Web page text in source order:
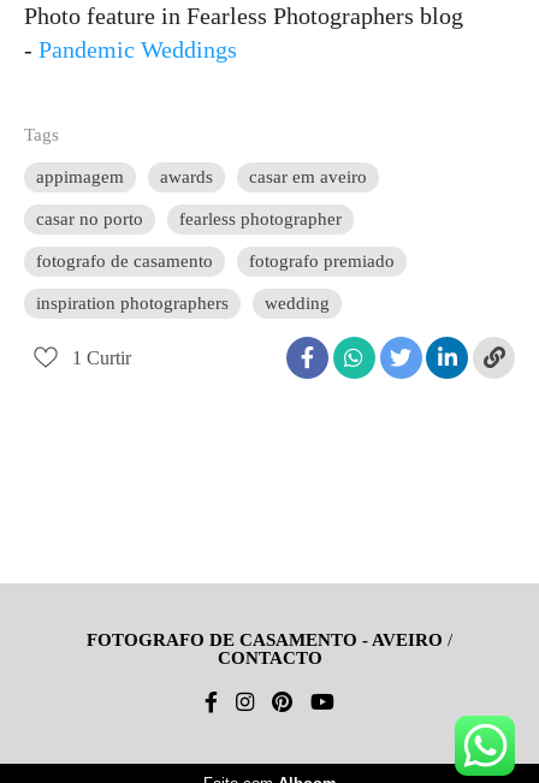
Photo feature in Fearless Photographers blog
- Pandemic Weddings
Tags
appimagem awards casar em aveiro
casar no porto fearless photographer
fotografo de casamento fotografo premiado
inspiration photographers wedding
1 Curtir
FOTOGRAFO DE CASAMENTO - AVEIRO /
CONTACTO